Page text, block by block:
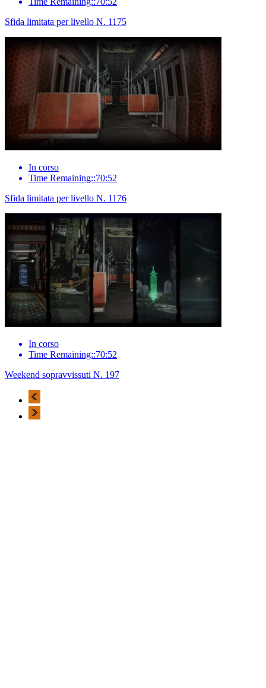
Sfida limitata per livello N. 1175
In corso
Time Remaining::70:52
Sfida limitata per livello N. 1176
In corso
Time Remaining::70:52
Weekend sopravvissuti N. 197